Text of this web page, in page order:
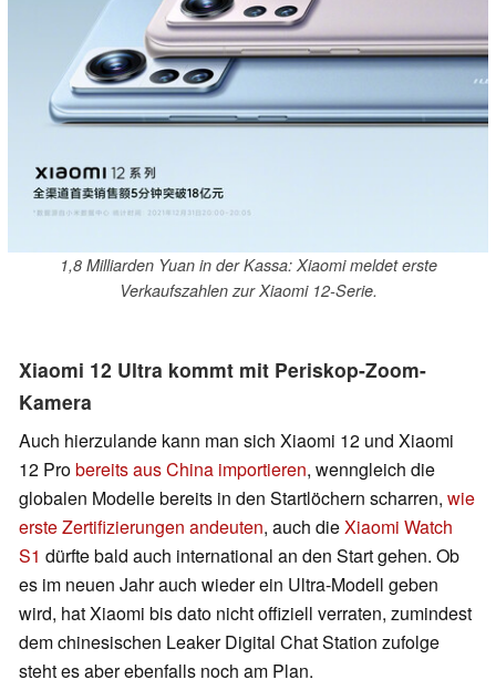
1,8 Milliarden Yuan in der Kassa: Xiaomi meldet erste
Verkaufszahlen zur Xiaomi 12-Serie.
Xiaomi 12 Ultra kommt mit Periskop-Zoom-
Kamera
Auch hierzulande kann man sich Xiaomi 12 und Xiaomi
12 Probereits aus China importieren, wenngleich die
globalen Modelle bereits in den Startlöchern scharren, wie
erste Zertifizierungen andeuten, auch dieXiaomi Watch
S1 dürfte bald auch international an den Start gehen. Ob
es im neuen Jahr auch wieder ein Ultra-Modell geben
wird, hat Xiaomi bis dato nicht offiziell verraten, zumindest
dem chinesischen Leaker Digital Chat Station zufolge
steht es aber ebenfalls noch am Plan.